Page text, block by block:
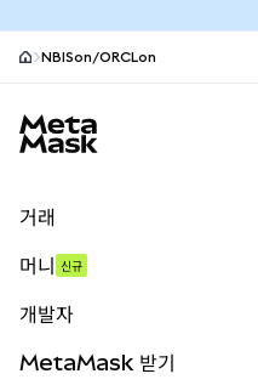
NBISon/ORCLon
거래
무기한 선물
실물자산
머니 신규
개발자
MetaMask 받기